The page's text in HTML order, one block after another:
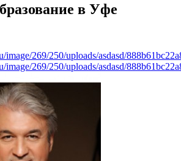
в Уфе
image/269/250/uploads/asdasd/
image/269/250/uploads/asdasd/